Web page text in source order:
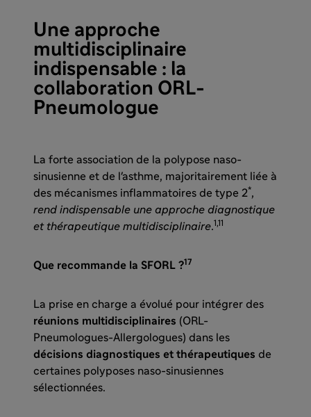
Une approche
multidisciplinaire
indispensable : la
collaboration ORL-
Pneumologue
La forte association de la polypose naso-
sinusienne et de l'asthme, majoritairement liée à
des mécanismes inflammatoires de type 2*,
rend indispensable une approche diagnostique
et thérapeutique multidisciplinaire.1,11
Que recommande la SFORL ?17
La prise en charge a évolué pour intégrer des
réunions multidisciplinaires (ORL-
Pneumologues-Allergologues) dans les
décisions diagnostiques et thérapeutiques de
certaines polyposes naso-sinusiennes
sélectionnées.